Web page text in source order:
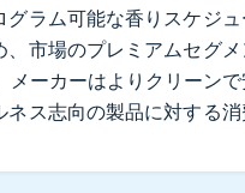
ラム可能な香りスケジ
市場のプレミアムセグ
ーカーはよりクリーン
ス志向の製品に対する